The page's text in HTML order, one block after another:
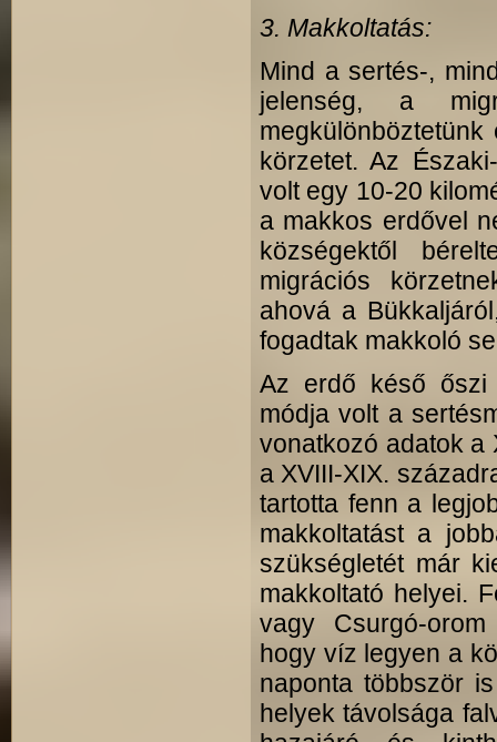
3. Makkoltatás:
Mind a sertés-,
jelenség, a
körzetet. Az
volt egy 10-20
a makkos erdővel
községektől
migrációs
ahová a
fogadtak makkoló
Az erdő késő őszi
módja volt a
vonatkozó adatok a
a XVIII-XIX.
tartotta fenn a
makkoltatást a
szükségletét már
makkoltató helyei.
vagy Csurgó-
hogy víz legyen a
naponta többször
helyek távolsága